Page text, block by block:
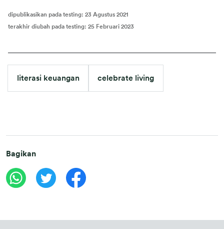
dipublikasikan pada testing: 23 Agustus 2021
terakhir diubah pada testing: 25 Februari 2023
literasi keuangan celebrate living
Bagikan